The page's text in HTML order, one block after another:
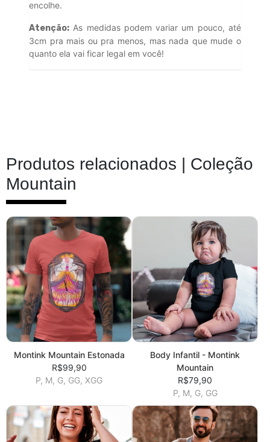
encolhe.
Atenção: As medidas podem variar um pouco, até
3cm pra mais ou pra menos, mas nada que mude o
quanto ela vai ficar legal em você!
Produtos relacionados | Coleção
Mountain
Montink Mountain Estonada
R$99,90
P, M, G, GG, XGG
Body Infantil - Montink
Mountain
R$79,90
P, M, G, GG